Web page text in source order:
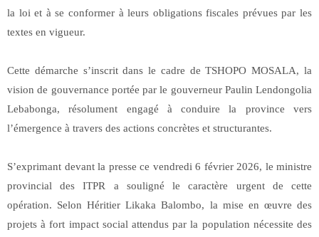
la loi et à se conformer à leurs obligations fiscales prévues par les
textes en vigueur.
Cette démarche s’inscrit dans le cadre de TSHOPO MOSALA, la
vision de gouvernance portée par le gouverneur Paulin Lendongolia
Lebabonga, résolument engagé à conduire la province vers
l’émergence à travers des actions concrètes et structurantes.
S’exprimant devant la presse ce vendredi 6 février 2026, le ministre
provincial des ITPR a souligné le caractère urgent de cette
opération. Selon Héritier Likaka Balombo, la mise en œuvre des
projets à fort impact social attendus par la population nécessite des